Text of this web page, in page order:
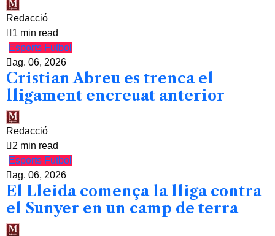
Redacció
1 min read
Esports Futbol
ag. 06, 2026
Cristian Abreu es trenca el
lligament encreuat anterior
Redacció
2 min read
Esports Futbol
ag. 06, 2026
El Lleida comença la lliga contra
el Sunyer en un camp de terra